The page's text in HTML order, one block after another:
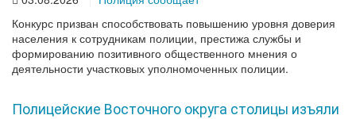
Конкурс призван способствовать повышению уровня доверия
населения к сотрудникам полиции, престижа службы и
формированию позитивного общественного мнения о
деятельности участковых уполномоченных полиции.
Полицейские Восточного округа столицы изъяли